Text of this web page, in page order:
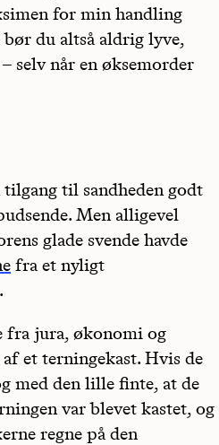
for min handling
du altså aldrig lyve,
selv når en øksemorder
til sandheden godt
Men alligevel
glade svende havde
fra et nyligt
fra jura, økonomi og
et terningekast. Hvis de
med den lille finte, at de
var blevet kastet, og
regne på den